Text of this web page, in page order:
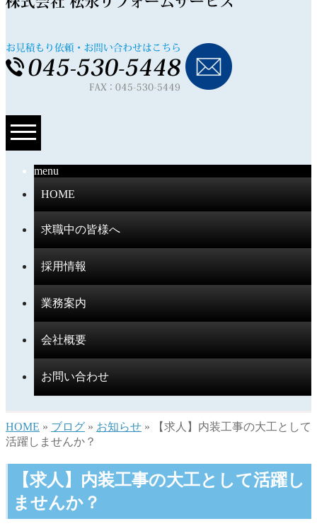
menu
HOME
求職中の皆様へ
採用情報
業務案内
会社概要
お問い合わせ
HOME » ブログ » お知らせ » 【求人】内装工事の大工として
活躍しませんか？
【求人】内装工事の大工として活躍し
ませんか？